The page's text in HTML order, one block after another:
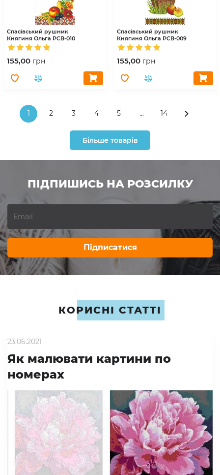
Спасівський рушник
Княгиня Ольга РСВ-010
155,00 грн
Спасівський рушник
Княгиня Ольга РСВ-009
155,00 грн
1 2 3 4 5 ... 14
Більше товарів
ПІДПИШИСЬ НА РОЗСИЛКУ
Підписатися
КОРИСНІ СТАТТІ
23.06.2021
Як малювати картини по
номерах